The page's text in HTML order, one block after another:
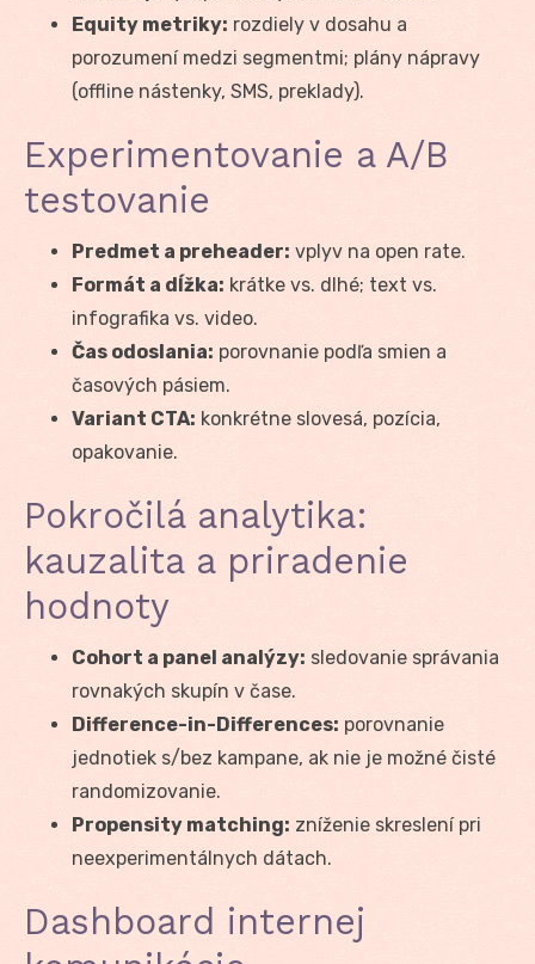
Equity metriky: rozdiely v dosahu a
porozumení medzi segmentmi; plány nápravy
(offline nástenky, SMS, preklady).
Experimentovanie a A/B
testovanie
Predmet a preheader: vplyv na open rate.
Formát a dĺžka: krátke vs. dlhé; text vs.
infografika vs. video.
Čas odoslania: porovnanie podľa smien a
časových pásiem.
Variant CTA: konkrétne slovesá, pozícia,
opakovanie.
Pokročilá analytika:
kauzalita a priradenie
hodnoty
Cohort a panel analýzy: sledovanie správania
rovnakých skupín v čase.
Difference-in-Differences: porovnanie
jednotiek s/bez kampane, ak nie je možné čisté
randomizovanie.
Propensity matching: zníženie skreslení pri
neexperimentálnych dátach.
Dashboard internej